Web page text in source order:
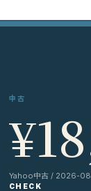
中古
Yahoo中古 / 2026-
CHECK